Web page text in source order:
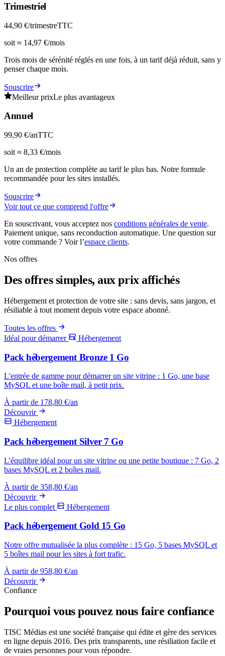
Trimestriel
44,90 €/trimestreTTC
soit ≈ 14,97 €/mois
Trois mois de sérénité réglés en une fois, à un tarif déjà réduit, sans y
penser chaque mois.
Souscrire
Meilleur prixLe plus avantageux
Annuel
99,90 €/anTTC
soit ≈ 8,33 €/mois
Un an de protection complète au tarif le plus bas. Notre formule
recommandée pour les sites installés.
Souscrire
Voir tout ce que comprend l'offre
En souscrivant, vous acceptez nos conditions générales de vente.
Paiement unique, sans reconduction automatique. Une question sur
votre commande ? Voir l’espace clients.
Nos offres
Des offres simples, aux prix affichés
Hébergement et protection de votre site : sans devis, sans jargon, et
résiliable à tout moment depuis votre espace abonné.
Toutes les offres
Idéal pour démarrer
Hébergement
Pack hébergement Bronze 1 Go
L'entrée de gamme pour démarrer un site vitrine : 1 Go, une base
MySQL et une boîte mail, à petit prix.
À partir de 178,80 €/an
Découvrir
Hébergement
Pack hébergement Silver 7 Go
L'équilibre idéal pour un site vitrine ou une petite boutique : 7 Go, 2
bases MySQL et 2 boîtes mail.
À partir de 358,80 €/an
Découvrir
Le plus complet
Hébergement
Pack hébergement Gold 15 Go
Notre offre mutualisée la plus complète : 15 Go, 5 bases MySQL et
5 boîtes mail pour les sites à fort trafic.
À partir de 958,80 €/an
Découvrir
Confiance
Pourquoi vous pouvez nous faire confiance
TISC Médias est une société française qui édite et gère des services
en ligne depuis 2016. Des prix transparents, une résiliation facile et
de vraies personnes pour vous répondre.